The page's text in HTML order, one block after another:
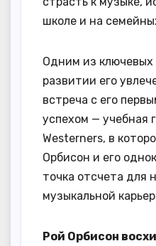
школе и на
Одним из ключевых
развитии его
встреча с его
успехом — учебная
Westerners, в
Орбисон и его
точка отсчета для
музыкальной
Рой Орбисон